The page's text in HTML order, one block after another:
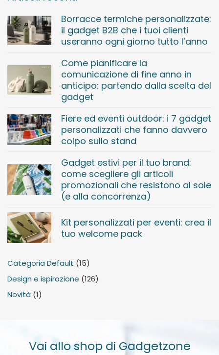
Borracce termiche personalizzate:
il gadget B2B che i tuoi clienti
useranno ogni giorno tutto l’anno
Come pianificare la
comunicazione di fine anno in
anticipo: partendo dalla scelta del
gadget
Fiere ed eventi outdoor: i 7 gadget
personalizzati che fanno davvero
colpo sullo stand
Gadget estivi per il tuo brand:
come scegliere gli articoli
promozionali che resistono al sole
(e alla concorrenza)
Kit personalizzati per eventi: crea il
tuo welcome pack
Categoria Default (15)
Design e ispirazione (126)
Novità (1)
Vai allo shop di Gadgetzone